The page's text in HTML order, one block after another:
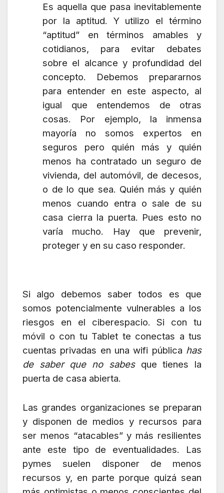
Es aquella que pasa inevitablemente
por la aptitud. Y utilizo el término
“aptitud” en términos amables y
cotidianos, para evitar debates
sobre el alcance y profundidad del
concepto. Debemos prepararnos
para entender en este aspecto, al
igual que entendemos de otras
cosas. Por ejemplo, la inmensa
mayoría no somos expertos en
seguros pero quién más y quién
menos ha contratado un seguro de
vivienda, del automóvil, de decesos,
o de lo que sea. Quién más y quién
menos cuando entra o sale de su
casa cierra la puerta. Pues esto no
varía mucho. Hay que prevenir,
proteger y en su caso responder.
Si algo debemos saber todos es que
somos potencialmente vulnerables a los
riesgos en el ciberespacio. Si con tu
móvil o con tu Tablet te conectas a tus
cuentas privadas en una wifi pública has
de saber que no sabesque tienes la
puerta de casa abierta.
Las grandes organizaciones se preparan
y disponen de medios y recursos para
ser menos “atacables” y más resilientes
ante este tipo de eventualidades. Las
pymes suelen disponer de menos
recursos y, en parte porque quizá sean